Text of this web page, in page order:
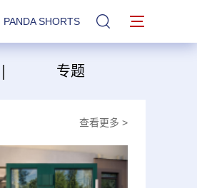
PANDA SHORTS 站内搜索
专题
查看更多 >